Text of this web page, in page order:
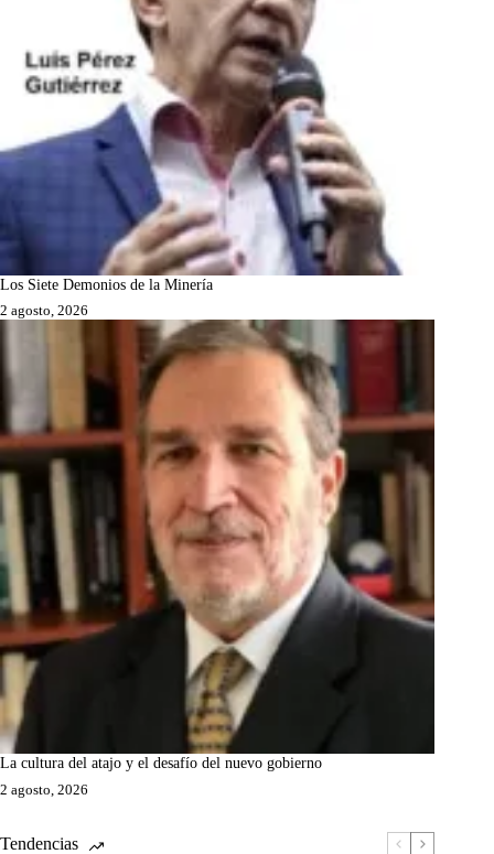
Los Siete Demonios de la Minería
2 agosto, 2026
La cultura del atajo y el desafío del nuevo gobierno
2 agosto, 2026
Tendencias